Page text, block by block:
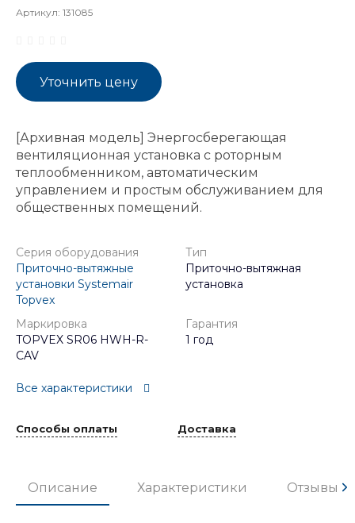
Артикул: 131085
Уточнить цену
[Архивная модель] Энергосберегающая
вентиляционная установка с роторным
теплообменником, автоматическим
управлением и простым обслуживанием для
общественных помещений.
Серия оборудования
Приточно-вытяжные
установки Systemair
Topvex
Тип
Приточно-вытяжная
установка
Маркировка
TOPVEX SR06 HWH-R-
CAV
Гарантия
1 год
Все характеристики
Способы оплаты Доставка
Описание Характеристики Отзывы